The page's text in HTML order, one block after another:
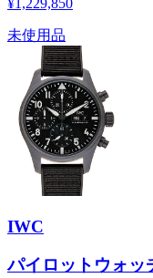
¥1,229,850
未使用品
IWC
パイロットウォッ